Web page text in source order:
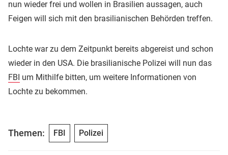
nun wieder frei und wollen in Brasilien aussagen, auch
Feigen will sich mit den brasilianischen Behörden treffen.
Lochte war zu dem Zeitpunkt bereits abgereist und schon
wieder in den USA. Die brasilianische Polizei will nun das
FBI um Mithilfe bitten, um weitere Informationen von
Lochte zu bekommen.
Themen: FBI Polizei